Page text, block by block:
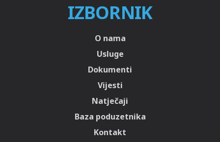
IZBORNIK
O nama
Usluge
Dokumenti
Vijesti
Natječaji
Baza poduzetnika
Kontakt